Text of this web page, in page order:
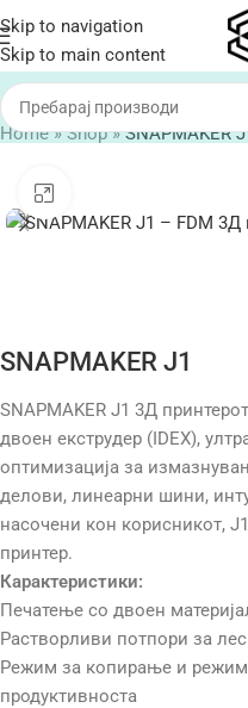
Skip to navigation
Skip to main content
Home»Shop»SNAPMAKER
SNAPMAKER J1
SNAPMAKER J1 3Д
двоен екструдер (IDEX),
оптимизација за
делови, линеарни шини,
насочени кон корисникот,
принтер.
Карактеристики:
Печатење со двоен
Растворливи потпори за
Режим за копирање и режим
продуктивноста